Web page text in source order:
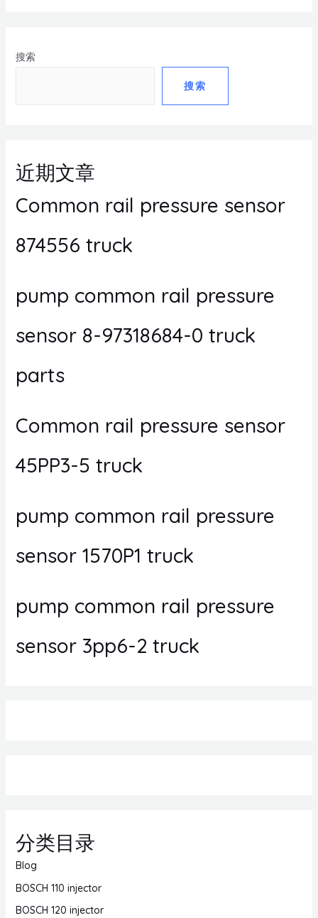
搜索
搜索
近期文章
Common rail pressure sensor
874556 truck
pump common rail pressure
sensor 8-97318684-0 truck
parts
Common rail pressure sensor
45PP3-5 truck
pump common rail pressure
sensor 1570P1 truck
pump common rail pressure
sensor 3pp6-2 truck
分类目录
Blog
BOSCH 110 injector
BOSCH 120 injector